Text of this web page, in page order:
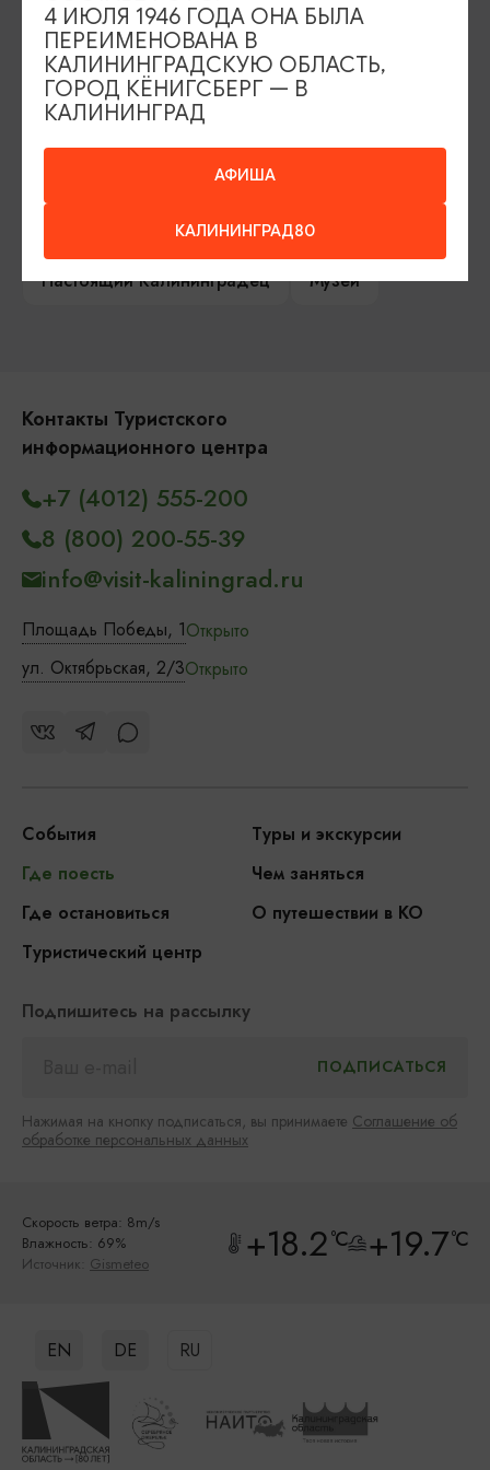
Сувениры
Гостевая книга
Гиды и экскурсоводы
Достопримечательности
Гостиницы
Компас Балтийской кухни
Настоящий Калининградец
Музеи
Контакты Туристского
информационного центра
Площадь Победы, 1Открыто
ул. Октябрьская, 2/3Открыто
+7 (4012) 555-200
8 (800) 200-55-39
info@visit-kaliningrad.ru
События
Туры и экскурсии
Где поесть
Чем заняться
Где остановиться
О путешествии в КО
Туристический центр
Подпишитесь на рассылку
Нажимая на кнопку подписаться, вы принимаете Соглашение об
обработке персональных данных
Скорость ветра: 8m/s
Влажность: 69%
Источник: Gismeteo +18.2°C +19.7°C
EN DE RU
АФИША
КАЛИНИНГРАД80
4 ИЮЛЯ 1946 ГОДА ОНА БЫЛА
ПЕРЕИМЕНОВАНА В
КАЛИНИНГРАДСКУЮ ОБЛАСТЬ,
ГОРОД КЁНИГСБЕРГ — В
КАЛИНИНГРАД